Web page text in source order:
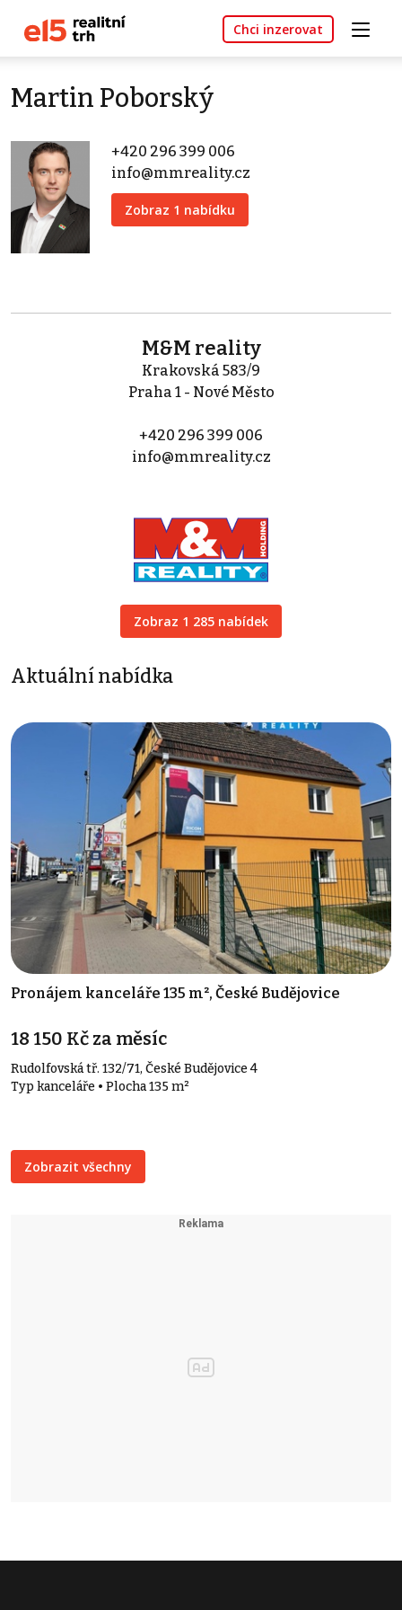
Chci inzerovat
Martin Poborský
+420 296 399 006
info@mmreality.cz
Zobraz 1 nabídku
M&M reality
Krakovská 583/9
Praha 1 - Nové Město
+420 296 399 006
info@mmreality.cz
Zobraz 1 285 nabídek
Aktuální nabídka
Pronájem kanceláře 135 m², České Budějovice
18 150 Kč za měsíc
Rudolfovská tř. 132/71, České Budějovice 4
Typ kanceláře • Plocha 135 m²
Zobrazit všechny